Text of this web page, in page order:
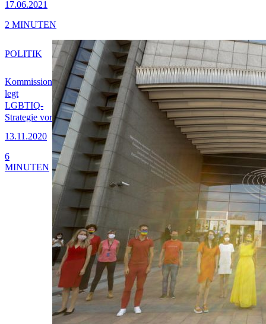
17.06.2021
2 MINUTEN
Kommission
legt
LGBTIQ-
Strategie vor
13.11.2020
POLITIK
6
MINUTEN